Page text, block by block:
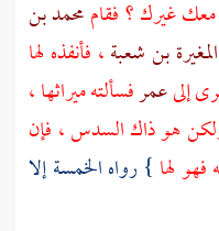
غيرك ؟ فقاممحمد بن
المغيرة بن شعبة، فأنفذه لها
إلىعمرفسألته ميراثها ،
هو ذاك السدس ، فإن
لها } رواه الخمسة إلا